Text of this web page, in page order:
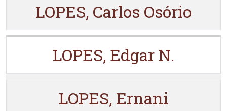
LOPES, Carlos Osório
LOPES, Edgar N.
LOPES, Ernani